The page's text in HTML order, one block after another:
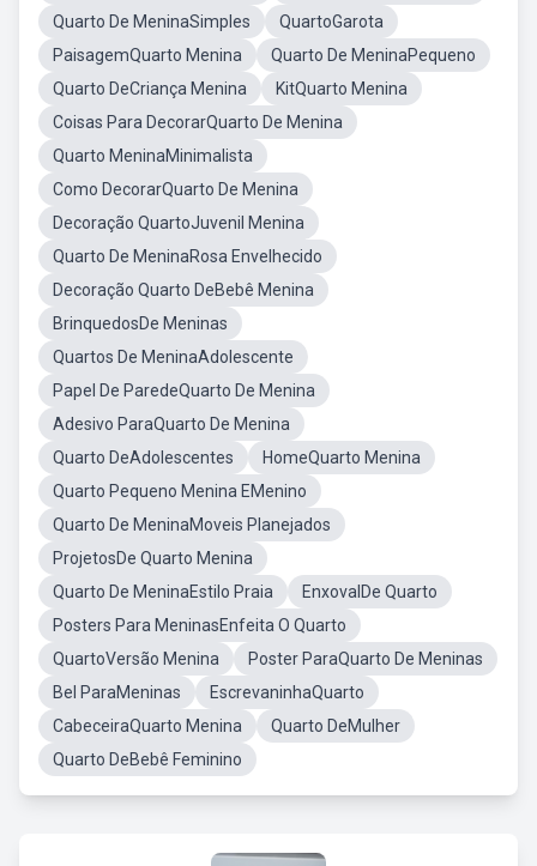
Quarto De MeninaSimples
QuartoGarota
PaisagemQuarto Menina
Quarto De MeninaPequeno
Quarto DeCriança Menina
KitQuarto Menina
Coisas Para DecorarQuarto De Menina
Quarto MeninaMinimalista
Como DecorarQuarto De Menina
Decoração QuartoJuvenil Menina
Quarto De MeninaRosa Envelhecido
Decoração Quarto DeBebê Menina
BrinquedosDe Meninas
Quartos De MeninaAdolescente
Papel De ParedeQuarto De Menina
Adesivo ParaQuarto De Menina
Quarto DeAdolescentes
HomeQuarto Menina
Quarto Pequeno Menina EMenino
Quarto De MeninaMoveis Planejados
ProjetosDe Quarto Menina
Quarto De MeninaEstilo Praia
EnxovalDe Quarto
Posters Para MeninasEnfeita O Quarto
QuartoVersão Menina
Poster ParaQuarto De Meninas
Bel ParaMeninas
EscrevaninhaQuarto
CabeceiraQuarto Menina
Quarto DeMulher
Quarto DeBebê Feminino